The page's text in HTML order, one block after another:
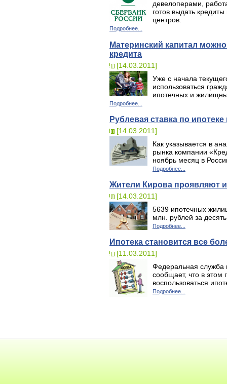
девелоперами,
готов выдать
центров.
Подробнее...
Материнский капитал
кредита
[14.03.2011]
Уже с начала
использоваться
ипотечных и
Подробнее...
Рублевая ставка по
[14.03.2011]
Как указывается в
рынка компании
ноябрь месяц в
Подробнее...
Жители Кирова проявляют
[14.03.2011]
5639 ипотечных
млн. рублей за
Подробнее...
Ипотека становится все
[11.03.2011]
Федеральная служба
сообщает, что в этом
воспользоваться
Подробнее...